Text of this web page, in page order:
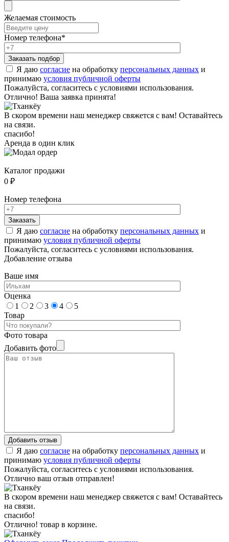
Желаемая стоимость
Номер телефона*
Я даю согласие на обработку персональных данных и
принимаю условия публичной оферты
Пожалуйста, согласитесь с условиями использования.
Отлично! Ваша заявка принята!
В скором времени наш менеджер свяжется с вам! Оставайтесь
на связи.
спасибо!
Аренда в один клик
Каталог продажи
0 ₽
Номер телефона
Я даю согласие на обработку персональных данных и
принимаю условия публичной оферты
Пожалуйста, согласитесь с условиями использования.
Добавление отзыва
Ваше имя
Оценка
1
2 3 4
5
Товар
Фото товара
Добавить фото
Я даю согласие на обработку персональных данных и
принимаю условия публичной оферты
Пожалуйста, согласитесь с условиями использования.
Отлично ваш отзыв отправлен!
В скором времени наш менеджер свяжется с вам! Оставайтесь
на связи.
спасибо!
Отлично! товар в корзине.